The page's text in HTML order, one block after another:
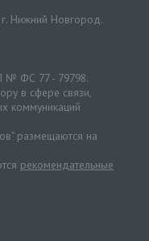
Нижний Новгород.
№ ФС 77 - 79798.
в сфере связи,
коммуникаций
размещаются на
рекомендательные